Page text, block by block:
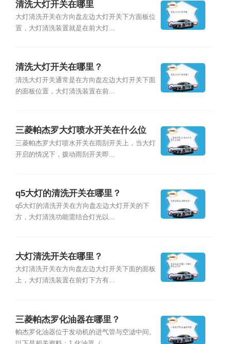
清洗大灯开关在哪里
大灯清洗开关在方向盘左边大灯开关下方面板位
置，大灯清洗装置就是在前大灯...
清洗大灯开关在哪里？
清洗大灯开关通常是在方向盘左边大灯开关下面
的面板位置，大灯清洗装置在前...
三菱帕杰罗大灯喷水开关在什么位
置？
三菱帕杰罗大灯喷水开关在雨刮开关上，当大灯
开启的情况下，拨动雨刮开关即...
q5大灯的清洗开关在哪里？
q5大灯的清洗开关在方向盘左边大灯开关的下
方，大灯清洗功能需结合灯光以...
大灯清洗开关在哪里？
大灯清洗开关在方向盘左边大灯开关下面的面板
上，大灯清洗装置在前灯下方有...
三菱帕杰罗化油器在哪里？
帕杰罗化油器位于发动机的进气管与空滤中间。